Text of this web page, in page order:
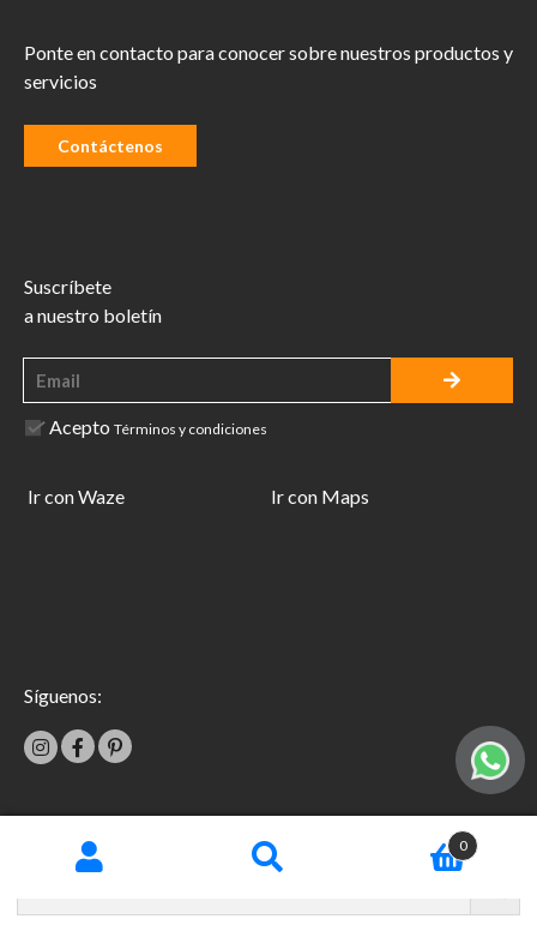
0
Ponte en contacto para conocer sobre nuestros productos y
servicios
Contáctenos
Suscríbete
a nuestro boletín
Acepto Términos y condiciones
Ir con Waze Ir con Maps
Síguenos:
Términos y condiciones